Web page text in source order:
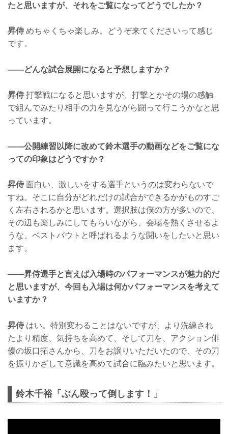
たと思いますが、それをご覧になってどうでしたか？
昇侍 めちゃくちゃ楽しみ。どうぞ来てくださいって感じ
です。
——どんな試合展開になると予想しますか？
昇侍 打撃戦になると思いますが、打撃とかその場の感触
で組んでみたり相手の力を見ながら闘って行こうかなと思
っています。
——公開練習以降に改めて鈴木選手の動画などをご覧にな
っての印象はどうですか？
昇侍 面白い、激しいをする選手というのは変わらないで
すね。そこに自分がどれだけの試合ができるかがものすご
く左右されるかと思います。選択肢は僕の方が多いので、
その辺も楽しみにしてもらいながら、会場を熱くさせるよ
うな、ベストバウトと呼ばれるような闘いをしたいと思い
ます。
——昇侍選手と言えば入場時のパフォーマンスが魅力的だ
と思いますが、今回も入場は何かパフォーマンスを考えて
いますか？
昇侍 はい。特別変わることはないですが、より洗練され
たより精度、気持ちを高めて、そして刀を、アクション俳
優の坂口拓さんから、刀をお譲りいただいたので、その刀
を振りかざして意識を高めて試合に臨みたいと思います。
鈴木千裕「ぶん殴って倒します！」